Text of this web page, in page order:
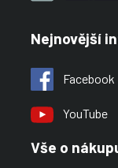
Nejnovější
Facebook
YouTube
Vše o